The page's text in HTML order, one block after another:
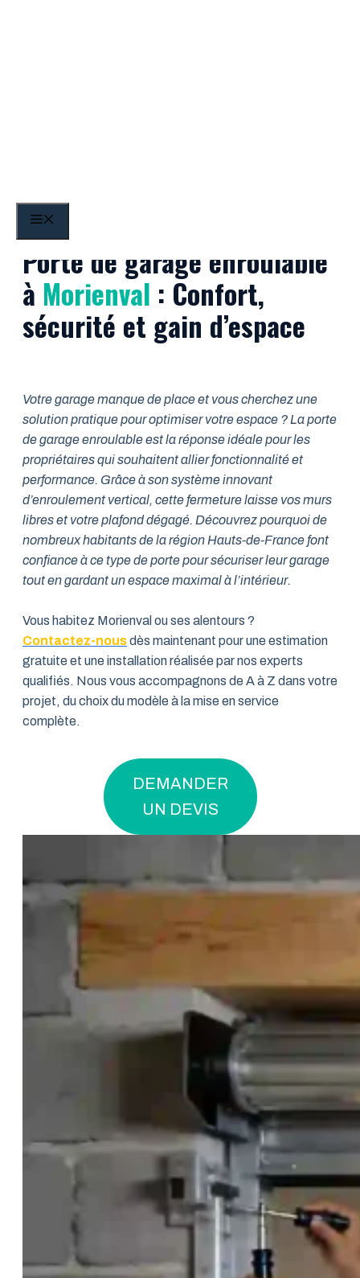
Porte de garage enroulable
à Morienval : Confort,
sécurité et gain d’espace
Votre garage manque de place et vous cherchez une
solution pratique pour optimiser votre espace ? La porte
de garage enroulable est la réponse idéale pour les
propriétaires qui souhaitent allier fonctionnalité et
performance. Grâce à son système innovant
d’enroulement vertical, cette fermeture laisse vos murs
libres et votre plafond dégagé. Découvrez pourquoi de
nombreux habitants de la région Hauts-de-France font
confiance à ce type de porte pour sécuriser leur garage
tout en gardant un espace maximal à l’intérieur.
Vous habitez Morienval ou ses alentours ?
Contactez-nousdès maintenant pour une estimation
gratuite et une installation réalisée par nos experts
qualifiés. Nous vous accompagnons de A à Z dans votre
projet, du choix du modèle à la mise en service
complète.
DEMANDER
UN DEVIS